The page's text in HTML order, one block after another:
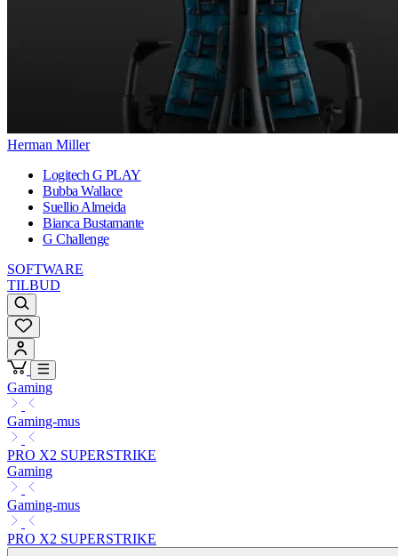
Herman Miller
Logitech G PLAY
Bubba Wallace
Suellio Almeida
Bianca Bustamante
G Challenge
SOFTWARE
TILBUD
Gaming
Gaming-mus
PRO X2 SUPERSTRIKE
Gaming
Gaming-mus
PRO X2 SUPERSTRIKE